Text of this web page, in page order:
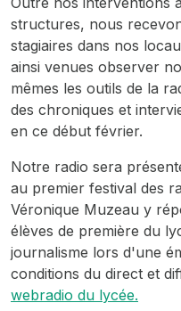
structures, nous
stagiaires dans nos
ainsi venues observer
mêmes les outils de la
des chroniques et
en ce début février.
Notre radio sera
au premier festival des
Véronique Muzeau y
élèves de première du
journalisme lors d'une
conditions du direct et
webradio du lycée.